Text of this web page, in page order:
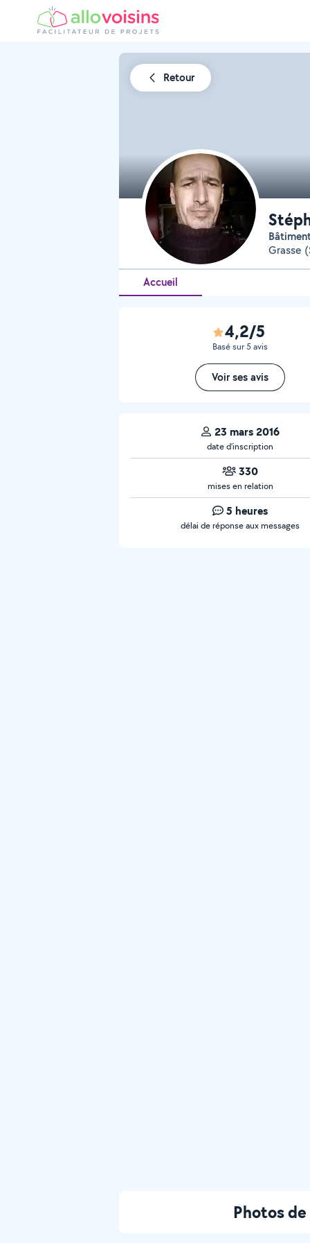
Retour
Grasse
Accueil
4,2/5
Basé sur 5 avis
Voir ses avis
23 mars 2016
date d’inscription
330
mises en relation
5 heures
délai de réponse aux messages
Photos